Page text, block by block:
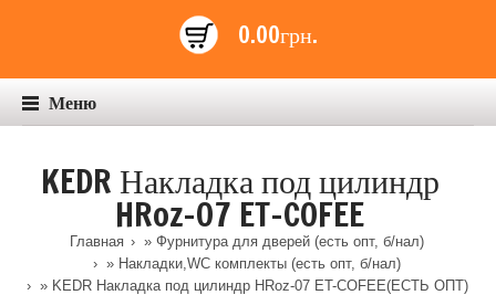
0.00грн.
Меню
KEDR Накладка под цилиндр
HRoz-07 ET-COFEE
Главная » Фурнитура для дверей (есть опт, б/нал)
» Накладки,WC комплекты (есть опт, б/нал)
» KEDR Накладка под цилиндр HRoz-07 ET-COFEE(ЕСТЬ ОПТ)